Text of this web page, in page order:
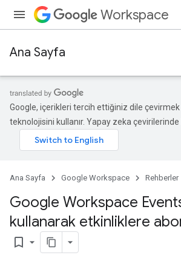
Workspace
Ana Sayfa
Google, içerikleri tercih ettiğiniz dile
teknolojisini kullanır. Yapay zeka çevirilerinde
Ana Sayfa Google Workspace Rehberler
Google Workspace
kullanarak etkinliklere
bookmark_border